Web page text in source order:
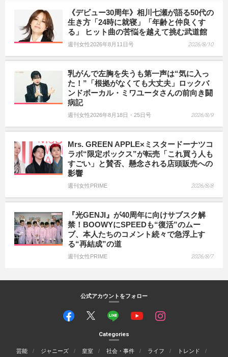
《デビュー30周年》相川七瀬が語る50代の
生き方「24時に就寝」「年齢と仲良くす
る」 ヒット曲の苦悩を越えて挑む武道館
週刊女性2026年8月11日号 2026/8/10
乳がんで左胸を失うも第一声は“気に入っ
た！”「根拠がなくても大丈夫」ロックバ
ンドボーカル・ミワユータさんの前向き闘
病記
週刊女性2026年8月18日・25日号 2026/8/9
Mrs. GREEN APPLE×ミスタードーナツコ
ラボ“限定ボックス”が転売「これ買う人も
すごい」と賛否、懸念される店頭販売への
影響
週刊女性PRIME 2026/8/8
『光GENJI』が40周年に向けサブスク解
禁！BOOWYにSPEEDも“復活”のムー
ブ、本人たちのコメント続々で急浮上す
る“再結成”の道
週刊女性PRIME 2026/8/7
公式アカウントをフォロー
Categories
芸能 ジャニーズ 皇室 社会・事件 ライフ
トレンド